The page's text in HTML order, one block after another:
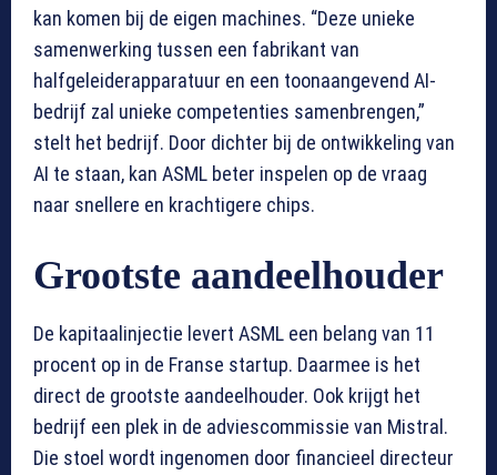
kan komen bij de eigen machines. “Deze unieke
samenwerking tussen een fabrikant van
halfgeleiderapparatuur en een toonaangevend AI-
bedrijf zal unieke competenties samenbrengen,”
stelt het bedrijf. Door dichter bij de ontwikkeling van
AI te staan, kan ASML beter inspelen op de vraag
naar snellere en krachtigere chips.
Grootste aandeelhouder
De kapitaalinjectie levert ASML een belang van 11
procent op in de Franse startup. Daarmee is het
direct de grootste aandeelhouder. Ook krijgt het
bedrijf een plek in de adviescommissie van Mistral.
Die stoel wordt ingenomen door financieel directeur